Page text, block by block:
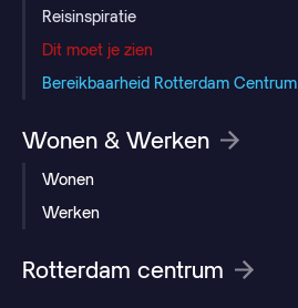
Reisinspiratie
Dit moet je zien
Bereikbaarheid Rotterdam Centrum
Wonen & Werken
Wonen
Werken
Rotterdam centrum